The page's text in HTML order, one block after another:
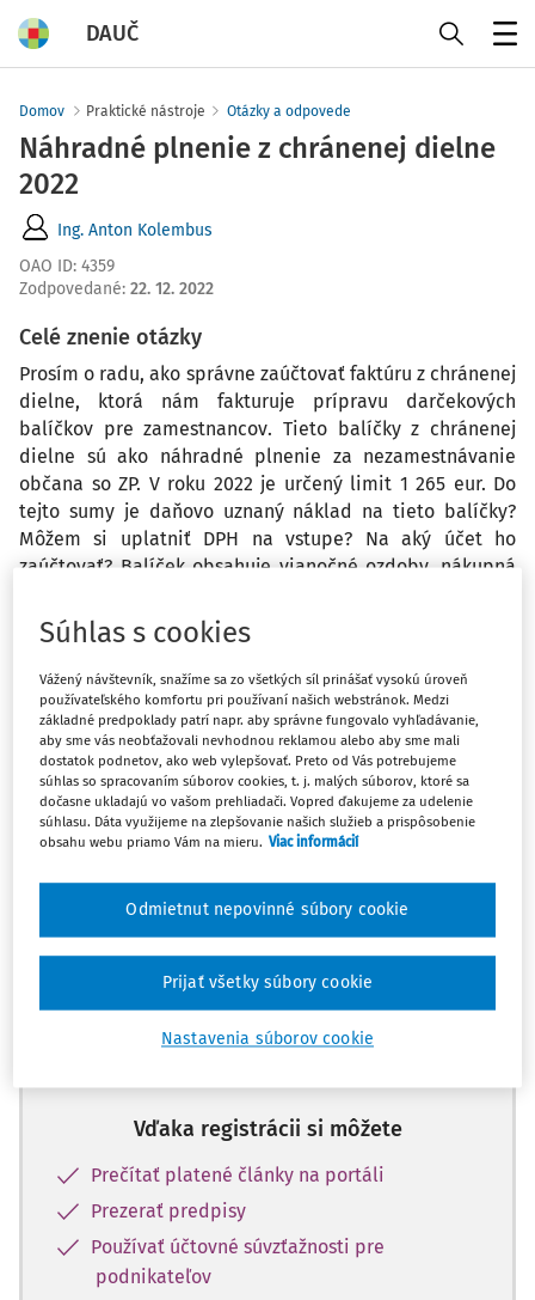
DAUČ
Domov Praktické nástroje Otázky a odpovede
Náhradné plnenie z chránenej dielne
2022
Ing. Anton Kolembus
OAO ID: 4359
Zodpovedané: 22. 12. 2022
Celé znenie otázky
Prosím o radu, ako správne zaúčtovať faktúru z chránenej
dielne, ktorá nám fakturuje prípravu darčekových
balíčkov pre zamestnancov. Tieto balíčky z chránenej
dielne sú ako náhradné plnenie za nezamestnávanie
občana so ZP. V roku 2022 je určený limit 1 265 eur. Do
tejto sumy je daňovo uznaný náklad na tieto balíčky?
Môžem si uplatniť DPH na vstupe? Na aký účet ho
zaúčtovať? Balíček obsahuje vianočné ozdoby, nákupná
Máte predplatné? Prihláste sa
Zatiaľ ste si prečítali len začiatok...
Celý dokument je len pre predplatiteľov.
Zaregistrujte sa a získajte
zadarmo prístup k vybranému obsahu na
Vďaka registrácii si môžete
Prečítať platené články na portáli
Prezerať predpisy
Používať účtovné súvzťažnosti pre
podnikateľov
Súhlas s cookies
Vážený návštevník, snažíme sa zo všetkých síl prinášať vysokú úroveň
používateľského komfortu pri používaní našich webstránok. Medzi
základné predpoklady patrí napr. aby správne fungovalo vyhľadávanie,
aby sme vás neobťažovali nevhodnou reklamou alebo aby sme mali
dostatok podnetov, ako web vylepšovať. Preto od Vás potrebujeme
súhlas so spracovaním súborov cookies, t. j. malých súborov, ktoré sa
dočasne ukladajú vo vašom prehliadači. Vopred ďakujeme za udelenie
súhlasu. Dáta využijeme na zlepšovanie našich služieb a prispôsobenie
obsahu webu priamo Vám na mieru. Viac informácií
Nastavenia súborov cookie
Odmietnut nepovinné súbory cookie
Prijať všetky súbory cookie